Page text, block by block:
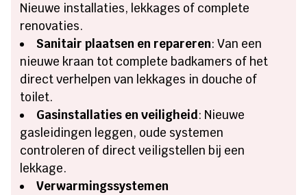
Nieuwe installaties, lekkages of complete
renovaties.
Sanitair plaatsen en repareren: Van een
nieuwe kraan tot complete badkamers of het
direct verhelpen van lekkages in douche of
toilet.
Gasinstallaties en veiligheid: Nieuwe
gasleidingen leggen, oude systemen
controleren of direct veiligstellen bij een
lekkage.
Verwarmingssystemen